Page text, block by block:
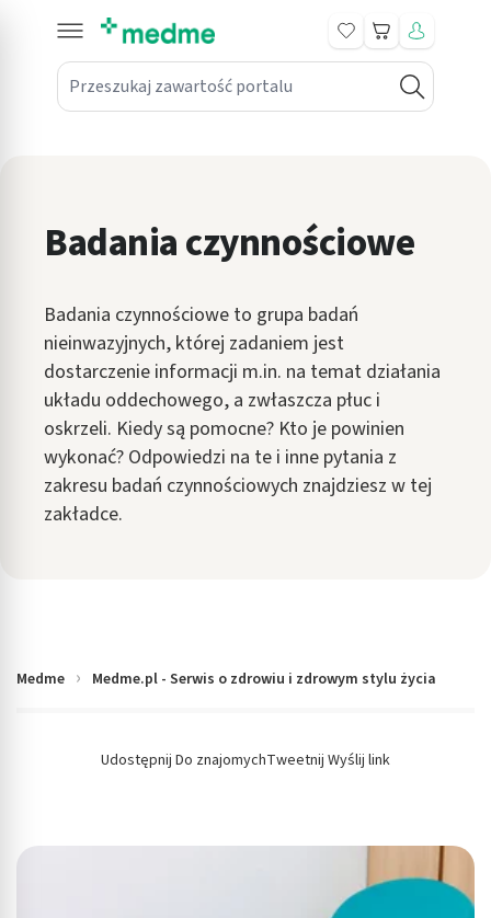
Przeszukaj zawartość portalu
Koszyk
submenu: Leki na receptę
submenu: Mama i dziecko
submenu: Higiena
submenu: Sprzęt medyczny
submenu: Intymne
submenu: Wellness
Badania czynnościowe
Badania czynnościowe to grupa badań
nieinwazyjnych, której zadaniem jest
dostarczenie informacji m.in. na temat działania
układu oddechowego, a zwłaszcza płuc i
oskrzeli. Kiedy są pomocne? Kto je powinien
wykonać? Odpowiedzi na te i inne pytania z
zakresu badań czynnościowych znajdziesz w tej
zakładce.
Medme Medme.pl - Serwis o zdrowiu i zdrowym stylu życia
Udostępnij Do znajomychTweetnij Wyślij link